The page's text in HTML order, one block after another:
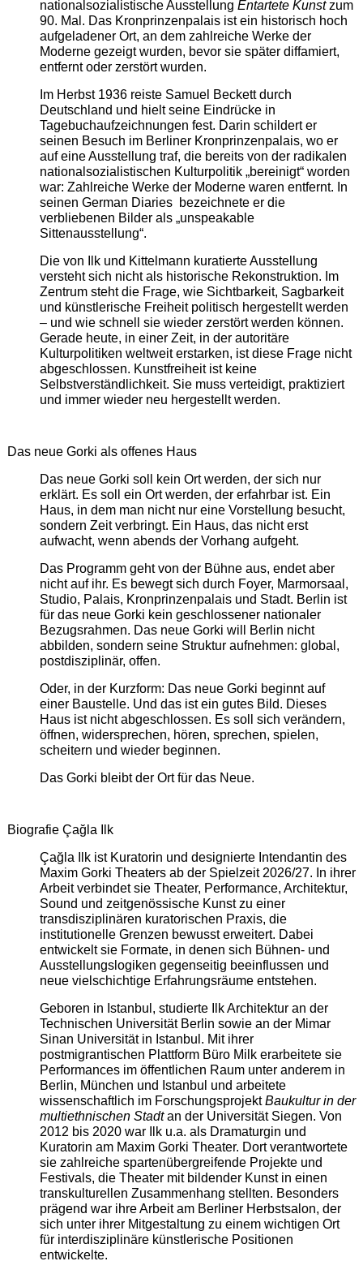
nationalsozialistische Ausstellung Entartete Kunstzum
90. Mal. Das Kronprinzenpalais ist ein historisch hoch
aufgeladener Ort, an dem zahlreiche Werke der
Moderne gezeigt wurden, bevor sie später diffamiert,
entfernt oder zerstört wurden.
Im Herbst 1936 reiste Samuel Beckett durch
Deutschland und hielt seine Eindrücke in
Tagebuchaufzeichnungen fest. Darin schildert er
seinen Besuch im Berliner Kronprinzenpalais, wo er
auf eine Ausstellung traf, die bereits von der radikalen
nationalsozialistischen Kulturpolitik „bereinigt“ worden
war: Zahlreiche Werke der Moderne waren entfernt. In
seinen German Diaries bezeichnete er die
verbliebenen Bilder als „unspeakable
Sittenausstellung“.
Die von Ilk und Kittelmann kuratierte Ausstellung
versteht sich nicht als historische Rekonstruktion. Im
Zentrum steht die Frage, wie Sichtbarkeit, Sagbarkeit
und künstlerische Freiheit politisch hergestellt werden
– und wie schnell sie wieder zerstört werden können.
Gerade heute, in einer Zeit, in der autoritäre
Kulturpolitiken weltweit erstarken, ist diese Frage nicht
abgeschlossen. Kunstfreiheit ist keine
Selbstverständlichkeit. Sie muss verteidigt, praktiziert
und immer wieder neu hergestellt werden.
Das neue Gorki als offenes Haus
Das neue Gorki soll kein Ort werden, der sich nur
erklärt. Es soll ein Ort werden, der erfahrbar ist. Ein
Haus, in dem man nicht nur eine Vorstellung besucht,
sondern Zeit verbringt. Ein Haus, das nicht erst
aufwacht, wenn abends der Vorhang aufgeht.
Das Programm geht von der Bühne aus, endet aber
nicht auf ihr. Es bewegt sich durch Foyer, Marmorsaal,
Studio, Palais, Kronprinzenpalais und Stadt. Berlin ist
für das neue Gorki kein geschlossener nationaler
Bezugsrahmen. Das neue Gorki will Berlin nicht
abbilden, sondern seine Struktur aufnehmen: global,
postdisziplinär, offen.
Oder, in der Kurzform: Das neue Gorki beginnt auf
einer Baustelle. Und das ist ein gutes Bild. Dieses
Haus ist nicht abgeschlossen. Es soll sich verändern,
öffnen, widersprechen, hören, sprechen, spielen,
scheitern und wieder beginnen.
Das Gorki bleibt der Ort für das Neue.
Biografie Çağla Ilk
Çağla Ilk ist Kuratorin und designierte Intendantin des
Maxim Gorki Theaters ab der Spielzeit 2026/27. In ihrer
Arbeit verbindet sie Theater, Performance, Architektur,
Sound und zeitgenössische Kunst zu einer
transdisziplinären kuratorischen Praxis, die
institutionelle Grenzen bewusst erweitert. Dabei
entwickelt sie Formate, in denen sich Bühnen- und
Ausstellungslogiken gegenseitig beeinflussen und
neue vielschichtige Erfahrungsräume entstehen.
Geboren in Istanbul, studierte Ilk Architektur an der
Technischen Universität Berlin sowie an der Mimar
Sinan Universität in Istanbul. Mit ihrer
postmigrantischen Plattform Büro Milk erarbeitete sie
Performances im öffentlichen Raum unter anderem in
Berlin, München und Istanbul und arbeitete
wissenschaftlich im ForschungsprojektBaukultur in der
multiethnischen Stadtan der Universität Siegen. Von
2012 bis 2020 war Ilk u.a. als Dramaturgin und
Kuratorin am Maxim Gorki Theater. Dort verantwortete
sie zahlreiche spartenübergreifende Projekte und
Festivals, die Theater mit bildender Kunst in einen
transkulturellen Zusammenhang stellten. Besonders
prägend war ihre Arbeit am Berliner Herbstsalon, der
sich unter ihrer Mitgestaltung zu einem wichtigen Ort
für interdisziplinäre künstlerische Positionen
entwickelte.